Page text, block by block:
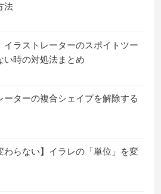
法
イラストレーターのスポイトツー
い時の対処法まとめ
ーターの複合シェイプを解除する
わらない】イラレの「単位」を変